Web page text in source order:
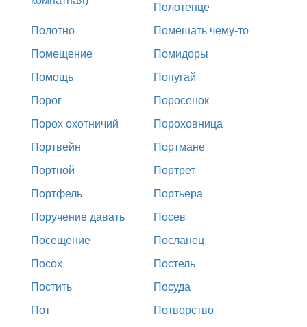
Полотенце
Полотно
Помешать чему-то
Помещение
Помидоры
Помощь
Попугай
Порог
Поросенок
Порох охотничий
Пороховница
Портвейн
Портмане
Портной
Портрет
Портфель
Портьера
Поручение давать
Посев
Посещение
Посланец
Посох
Постель
Постить
Посуда
Пот
Потворство